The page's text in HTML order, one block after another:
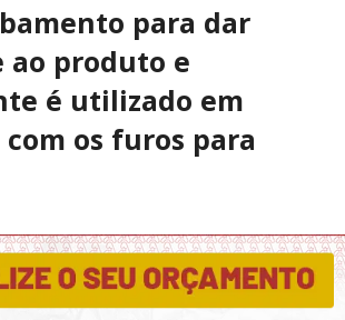
para dar
ao produto e
é utilizado em
os furos para